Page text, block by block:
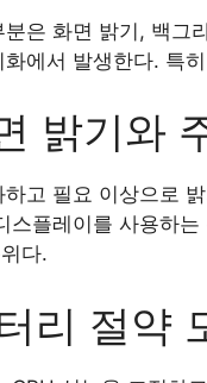
은 화면 밝기, 백그
에서 발생한다. 특
밝기와
하고 필요 이상으로
스플레이를 사용하
다.
리 절약